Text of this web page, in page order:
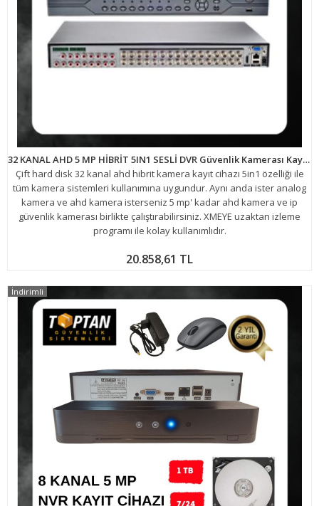
32 KANAL AHD 5 MP HİBRİT 5IN1 SESLİ DVR Güvenlik Kamerası Kayıt Cihazı ARNA-4035
Çift hard disk 32 kanal ahd hibrit kamera kayıt cihazı 5in1 özelliği ile
tüm kamera sistemleri kullanımına uygundur. Aynı anda ister analog
kamera ve ahd kamera isterseniz 5 mp' kadar ahd kamera ve ip
güvenlik kamerası birlikte çalıştırabilirsiniz. XMEYE uzaktan izleme
programı ile kolay kullanımlıdır.
20.858,61 TL
İndirimli